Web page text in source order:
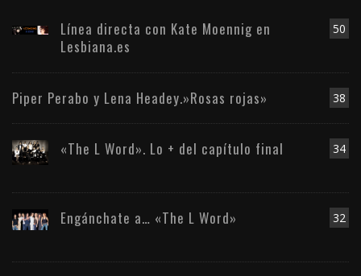
50
Línea directa con Kate Moennig en
Lesbiana.es
38
Piper Perabo y Lena Headey.»Rosas rojas»
34
«The L Word». Lo + del capítulo final
32
Engánchate a… «The L Word»